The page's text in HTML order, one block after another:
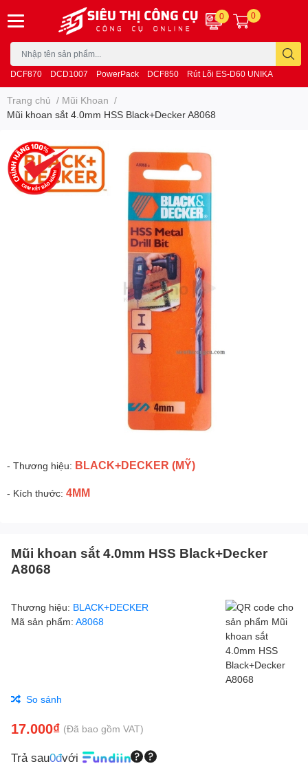
DCF870 DCD1007 PowerPack DCF850 Rút Lõi ES-D60 UNIKA
0 0
Trang chủ / Mũi Khoan /
Mũi khoan sắt 4.0mm HSS Black+Decker A8068
- Thương hiệu: BLACK+DECKER (MỸ)
- Kích thước: 4MM
Mũi khoan sắt 4.0mm HSS Black+Decker
A8068
Thương hiệu: BLACK+DECKER
Mã sản phẩm: A8068
So sánh
17.000₫ (Đã bao gồm VAT)
Trả sau0đvới